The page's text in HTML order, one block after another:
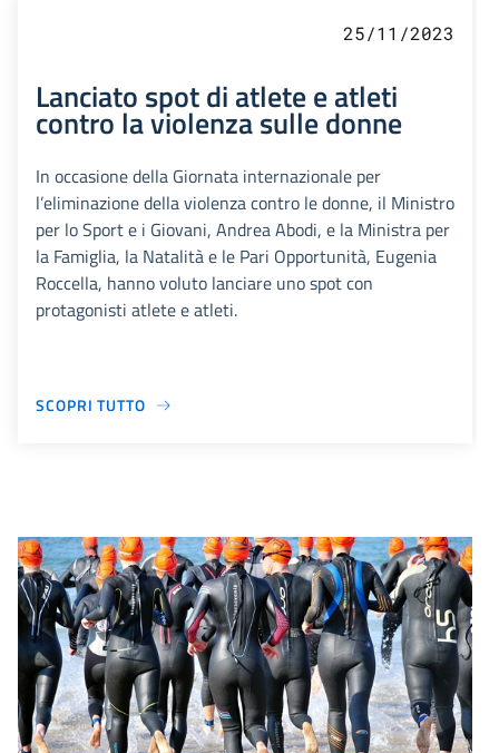
25/11/2023
Lanciato spot di atlete e atleti
contro la violenza sulle donne
In occasione della Giornata internazionale per
l’eliminazione della violenza contro le donne, il Ministro
per lo Sport e i Giovani, Andrea Abodi, e la Ministra per
la Famiglia, la Natalità e le Pari Opportunità, Eugenia
Roccella, hanno voluto lanciare uno spot con
protagonisti atlete e atleti.
SCOPRI TUTTO